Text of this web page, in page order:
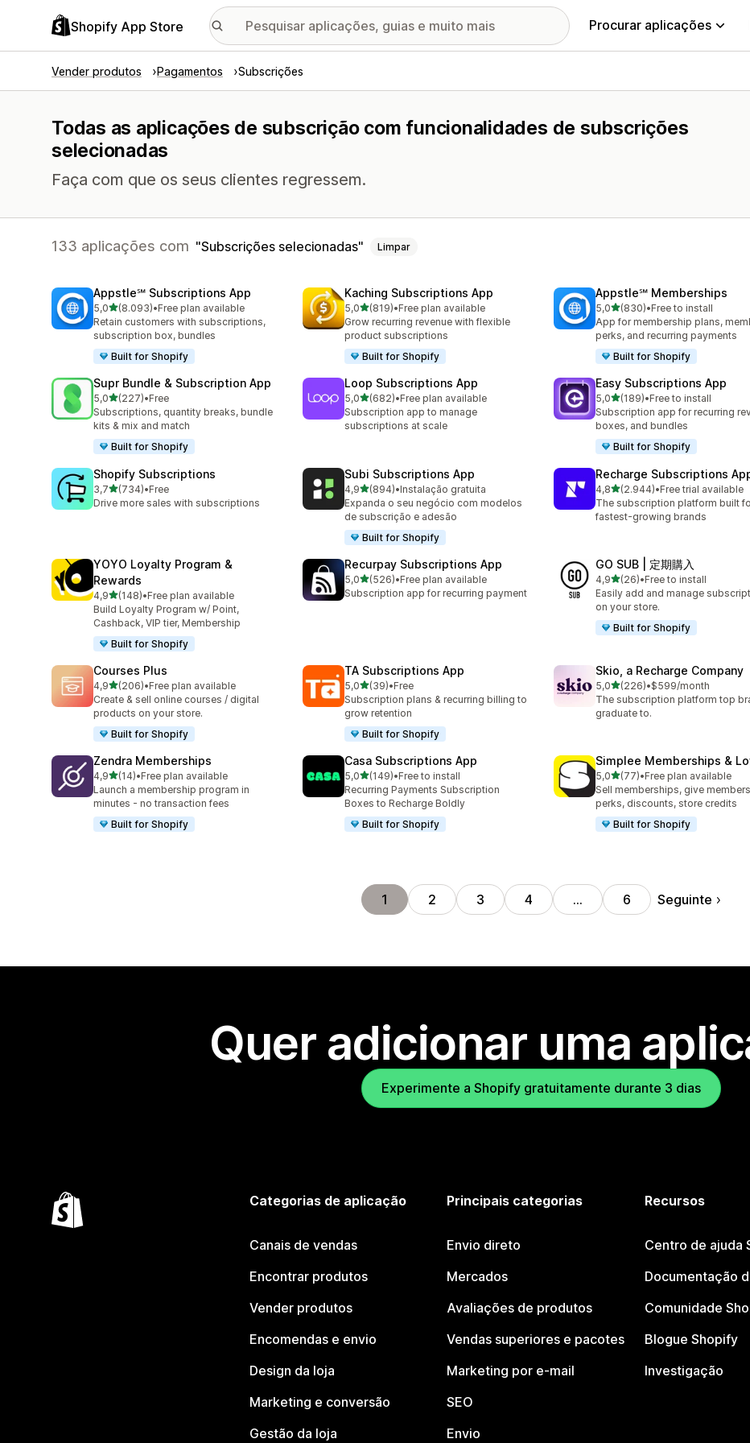
Shopify App Store Procurar aplicações
Vender produtos Pagamentos Subscrições
Todas as aplicações de subscrição com funcionalidades de subscrições
selecionadas
Faça com que os seus clientes regressem.
133 aplicações com Subscrições selecionadas Limpar
Appstle℠ Subscriptions App
5,0de 5 estrelas
(8.093)
8093 total de avaliações
•Free plan available
Retain customers with subscriptions,
subscription box, bundles
Built for Shopify
Kaching Subscriptions App
5,0de 5 estrelas
(819)
819 total de avaliações
•Free plan available
Grow recurring revenue with flexible
product subscriptions
Built for Shopify
Appstle℠ Memberships
5,0de 5 estrelas
(830)
830 total de avaliações
•Free to install
App for membership plans,
perks, and recurring payments
Built for Shopify
Supr Bundle & Subscription App
5,0de 5 estrelas
(227)
227 total de avaliações
•Free
Subscriptions, quantity breaks, bundle
kits & mix and match
Built for Shopify
Loop Subscriptions App
5,0de 5 estrelas
(682)
682 total de avaliações
•Free plan available
Subscription app to manage
subscriptions at scale
Easy Subscriptions App
5,0de 5 estrelas
(189)
189 total de avaliações
•Free to install
Subscription app for recurring
boxes, and bundles
Built for Shopify
Shopify Subscriptions
3,7de 5 estrelas
(734)
734 total de avaliações
•Free
Drive more sales with subscriptions
Subi Subscriptions App
4,9de 5 estrelas
(894)
894 total de avaliações
•Instalação gratuita
Expanda o seu negócio com modelos
de subscrição e adesão
Built for Shopify
Recharge Subscriptions
4,8de 5 estrelas
(2.944)
2944 total de avaliações
•Free trial available
The subscription platform built
fastest-growing brands
YOYO Loyalty Program &
Rewards
4,9de 5 estrelas
(148)
148 total de avaliações
•Free plan available
Build Loyalty Program w/ Point,
Cashback, VIP tier, Membership
Built for Shopify
Recurpay Subscriptions App
5,0de 5 estrelas
(526)
526 total de avaliações
•Free plan available
Subscription app for recurring payment
GO SUB | 定期購入
4,9de 5 estrelas
(26)
26 total de avaliações
•Free to install
Easily add and manage
on your store.
Built for Shopify
Courses Plus
4,9de 5 estrelas
(206)
206 total de avaliações
•Free plan available
Create & sell online courses / digital
products on your store.
Built for Shopify
TA Subscriptions App
5,0de 5 estrelas
(39)
39 total de avaliações
•Free
Subscription plans & recurring billing to
grow retention
Built for Shopify
Skio, a Recharge Company
5,0de 5 estrelas
(226)
226 total de avaliações
•$599/month
The subscription platform top
graduate to.
Zendra Memberships
4,9de 5 estrelas
(14)
14 total de avaliações
•Free plan available
Launch a membership program in
minutes - no transaction fees
Built for Shopify
Casa Subscriptions App
5,0de 5 estrelas
(149)
149 total de avaliações
•Free to install
Recurring Payments Subscription
Boxes to Recharge Boldly
Built for Shopify
Simplee Memberships &
5,0de 5 estrelas
(77)
77 total de avaliações
•Free plan available
Sell memberships, give members
perks, discounts, store credits
Built for Shopify
1 2 3 4 … 6 Seguinte
Quer adicionar uma
Experimente a Shopify gratuitamente durante 3 dias
Categorias de aplicação
Canais de vendas
Encontrar produtos
Vender produtos
Encomendas e envio
Design da loja
Marketing e conversão
Gestão da loja
Principais categorias
Envio direto
Mercados
Avaliações de produtos
Vendas superiores e pacotes
Marketing por e-mail
SEO
Envio
Recursos
Centro de ajuda
Documentação
Comunidade
Blogue Shopify
Investigação